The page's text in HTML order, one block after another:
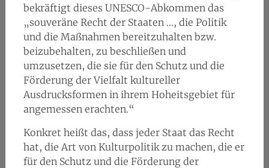
bekräftigt dieses UNESCO-Abkommen das
„souveräne Recht der Staaten …, die Politik
und die Maßnahmen bereitzuhalten bzw.
beizubehalten, zu beschließen und
umzusetzen, die sie für den Schutz und die
Förderung der Vielfalt kultureller
Ausdrucksformen in ihrem Hoheitsgebiet für
angemessen erachten.“
Konkret heißt das, dass jeder Staat das Recht
hat, die Art von Kulturpolitik zu machen, die er
für den Schutz und die Förderung der